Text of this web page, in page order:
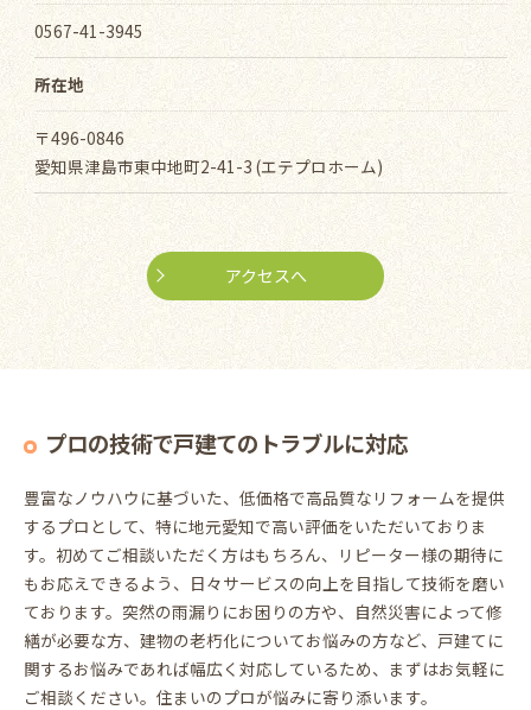
0567-41-3945
所在地
〒496-0846
愛知県津島市東中地町2-41-3 (エテプロホーム)
アクセスへ
プロの技術で戸建てのトラブルに対応
豊富なノウハウに基づいた、低価格で高品質なリフォームを提供
するプロとして、特に地元愛知で高い評価をいただいておりま
す。初めてご相談いただく方はもちろん、リピーター様の期待に
もお応えできるよう、日々サービスの向上を目指して技術を磨い
ております。突然の雨漏りにお困りの方や、自然災害によって修
繕が必要な方、建物の老朽化についてお悩みの方など、戸建てに
関するお悩みであれば幅広く対応しているため、まずはお気軽に
ご相談ください。住まいのプロが悩みに寄り添います。